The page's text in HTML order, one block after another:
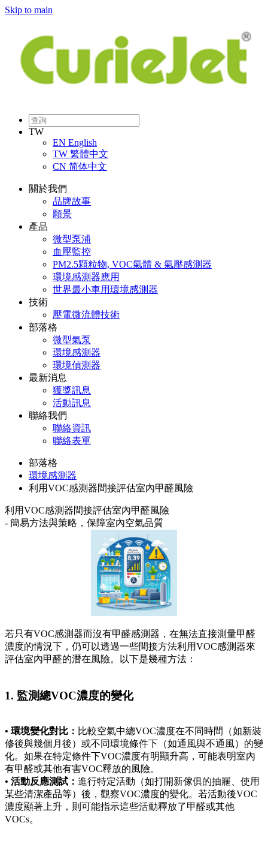
Skip to main
TW
EN English
TW 繁體中文
CN 简体中文
關於我們
品牌故事
願景
產品
微型泵浦
血壓監控
PM2.5顆粒物, VOC氣體 & 氣壓感測器
環境感測器應用
世界最小車用環境感測器
技術
壓電微流體技術
部落格
微型氣泵
環境感測器
環境偵測器
最新消息
獲獎訊息
活動訊息
聯絡我們
聯絡資訊
聯絡表單
部落格
環境感測器
利用VOC感測器間接評估室內甲醛風險
利用VOC感測器間接評估室內甲醛風險
- 簡易方法與策略，保障室內空氣品質
若只有VOC感測器而沒有甲醛感測器，在無法直接測量甲醛
濃度的情況下，仍可以透過一些間接方法利用VOC感測器來
評估室內甲醛的潛在風險。以下是幾種方法：
1. 監測總VOC濃度的變化
• 環境變化對比： 比較空氣中總VOC濃度在不同時間（如新裝
修後與幾個月後）或不同環境條件下（如通風與不通風）的變
化。如果在特定條件下VOC濃度有明顯升高，可能表明室內
有甲醛或其他有害VOC釋放的風險。
• 活動反應測試： 進行特定活動（如打開新傢俱的抽屜、使用
某些清潔產品等）後，觀察VOC濃度的變化。若活動後VOC
濃度顯著上升，則可能指示這些活動釋放了甲醛或其他
VOCs。